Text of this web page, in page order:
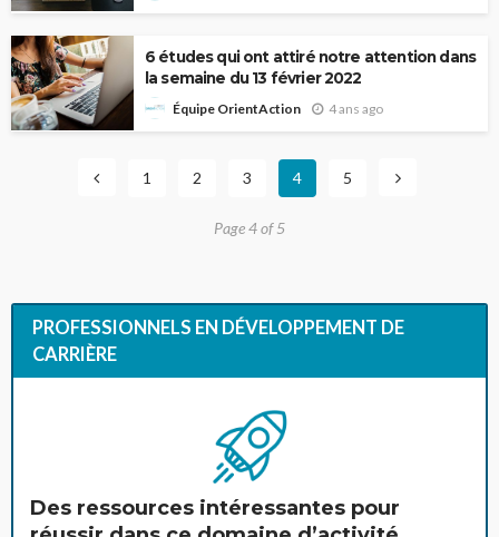
6 études qui ont attiré notre attention dans
la semaine du 13 février 2022
Équipe OrientAction 4 ans ago
1 2 3 4 5
Page 4 of 5
PROFESSIONNELS EN DÉVELOPPEMENT DE
CARRIÈRE
Des ressources intéressantes pour